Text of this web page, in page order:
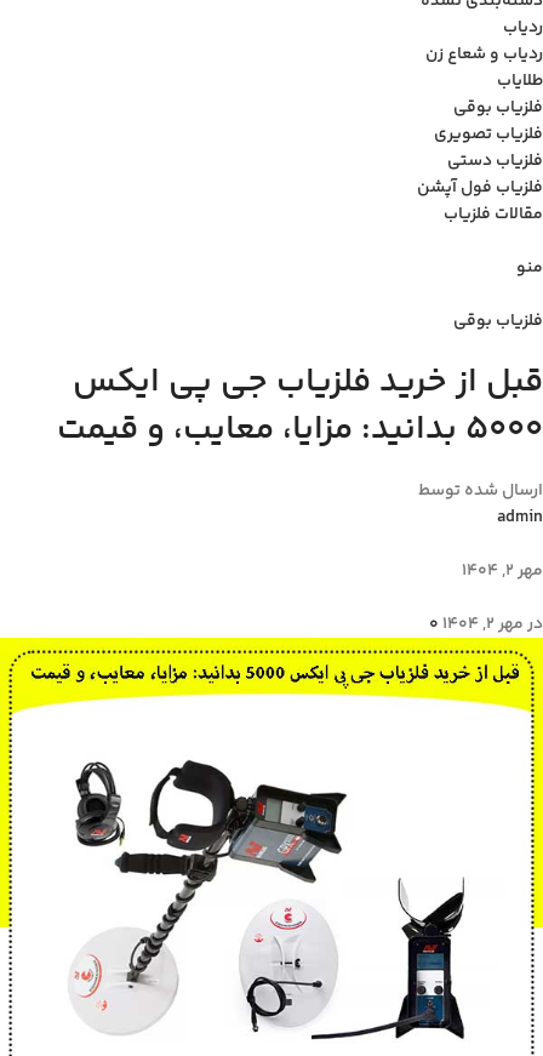
ردیاب
ردیاب و شعاع زن
طلایاب
فلزیاب بوقی
فلزیاب تصویری
فلزیاب دستی
فلزیاب فول آپشن
مقالات فلزیاب
منو
فلزیاب بوقی
قبل از خرید فلزیاب جی پی ایکس
5000 بدانید: مزایا، معایب، و قیمت
ارسال شده توسط
admin
مهر 2, 1404
در مهر 2, 1404
0